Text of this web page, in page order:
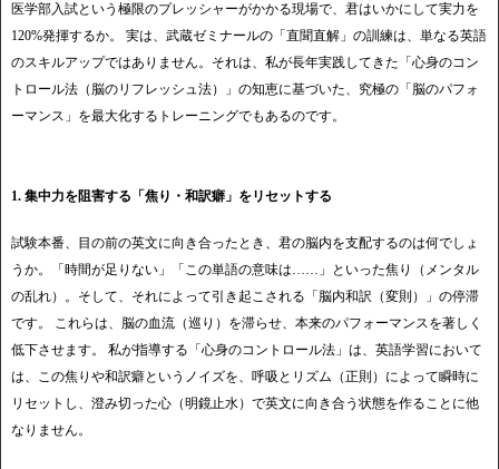
医学部入試という極限のプレッシャーがかかる現場で、君はいかにして実力を
120%発揮するか。 実は、武蔵ゼミナールの「直聞直解」の訓練は、単なる英語
のスキルアップではありません。それは、私が長年実践してきた「心身のコン
トロール法（脳のリフレッシュ法）」の知恵に基づいた、究極の「脳のパフォ
ーマンス」を最大化するトレーニングでもあるのです。
1. 集中力を阻害する「焦り・和訳癖」をリセットする
試験本番、目の前の英文に向き合ったとき、君の脳内を支配するのは何でしょ
うか。「時間が足りない」「この単語の意味は……」といった焦り（メンタル
の乱れ）。そして、それによって引き起こされる「脳内和訳（変則）」の停滞
です。 これらは、脳の血流（巡り）を滞らせ、本来のパフォーマンスを著しく
低下させます。 私が指導する「心身のコントロール法」は、英語学習において
は、この焦りや和訳癖というノイズを、呼吸とリズム（正則）によって瞬時に
リセットし、澄み切った心（明鏡止水）で英文に向き合う状態を作ることに他
なりません。